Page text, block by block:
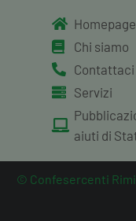
Homepage
Chi siamo
Contattaci
Servizi
aiuti di
© Confesercenti